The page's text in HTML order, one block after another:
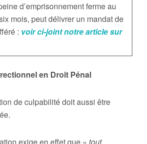
d’emprisonnement ferme au
mois, peut délivrer un mandat de
: voir ci-joint notre article sur
en Droit Pénal
de culpabilité doit aussi être